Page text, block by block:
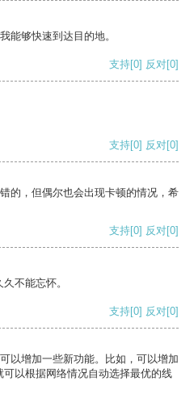
能够快速到达目的地。
支持[0] 反对[0]
支持[0] 反对[0]
的，但偶尔也会出现卡顿的情况，希
支持[0] 反对[0]
不能忘怀。
支持[0] 反对[0]
以增加一些新功能。比如，可以增加
以根据网络情况自动选择最优的线